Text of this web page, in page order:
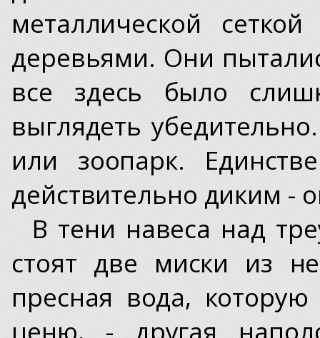
металлической
деревьями. Они
все здесь было
выглядеть
или зоопарк.
действительно диким -
В тени навеса над
стоят две миски из
пресная вода,
ценю, - другая